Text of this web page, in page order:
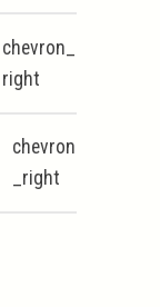
chevron_
right
chevron
_right